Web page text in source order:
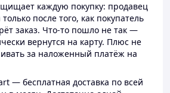
каждую покупку: продавец
после того, как покупатель
заказ. Что-то пошло не так —
вернутся на карту. Плюс не
за наложенный платёж на
— бесплатная доставка по всей